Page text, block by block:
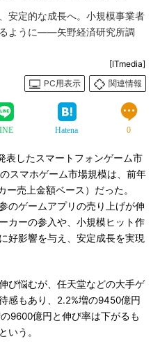
安定的な成長へ。小規模事業者
ように――矢野経済研究所調
[ITmedia]
PC用表示
関連情報
Hatena 0
したスマートフォンゲーム市
スマホゲーム市場規模は、前年
売上金額ベース）だった。
のゲームアプリの売り上げが伸
カーの参入や、小規模ヒット作
好影響を与え、安定成長を実現
び悩むが、任天堂などの大手ゲ
感もあり、2.2%増の9450億円
9600億円と伸び率は下がるも
いう。